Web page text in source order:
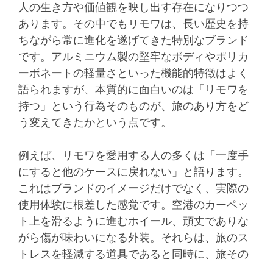
人の生き方や価値観を映し出す存在になりつつ
あります。その中でもリモワは、長い歴史を持
ちながら常に進化を遂げてきた特別なブランド
です。アルミニウム製の堅牢なボディやポリカ
ーボネートの軽量さといった機能的特徴はよく
語られますが、本質的に面白いのは「リモワを
持つ」という行為そのものが、旅のあり方をど
う変えてきたかという点です。
例えば、リモワを愛用する人の多くは「一度手
にすると他のケースに戻れない」と語ります。
これはブランドのイメージだけでなく、実際の
使用体験に根差した感覚です。空港のカーペッ
ト上を滑るように進むホイール、頑丈でありな
がら傷が味わいになる外装。それらは、旅のス
トレスを軽減する道具であると同時に、旅その